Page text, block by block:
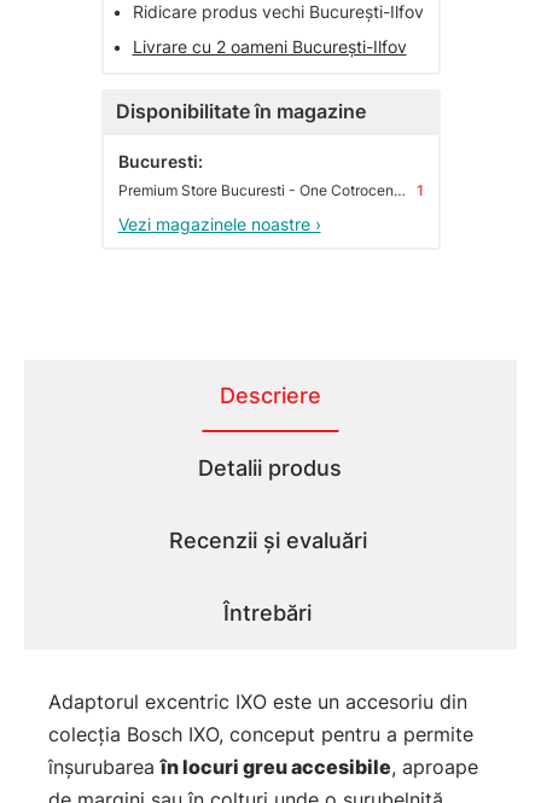
•
Ridicare produs vechi București-Ilfov
•
Livrare cu 2 oameni București-Ilfov
Disponibilitate în magazine
Bucuresti:
Premium Store Bucuresti - One Cotroceni Park 1
Vezi magazinele noastre ›
Descriere
Detalii produs
Recenzii și evaluări
Întrebări
Adaptorul excentric IXO este un accesoriu din
colecția Bosch IXO, conceput pentru a permite
înșurubareaîn locuri greu accesibile, aproape